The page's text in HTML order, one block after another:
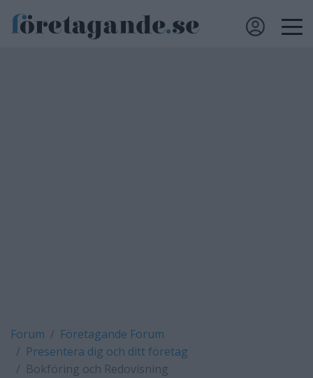
Forum
Företagande Forum
Presentera dig och ditt företag
Bokföring och Redovisning